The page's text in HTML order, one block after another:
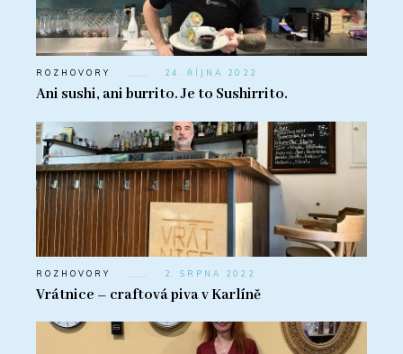
ROZHOVORY 24. ŘÍJNA 2022
Ani sushi, ani burrito. Je to Sushirrito.
ROZHOVORY 2. SRPNA 2022
Vrátnice – craftová piva v Karlíně